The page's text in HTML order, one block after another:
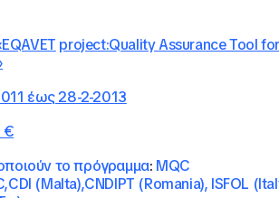
EQAVET project:Quality Assurance Tool for
έως28-2-2013
€
το πρόγραμμα: MQC
(Malta),CNDIPT (Romania), ISFOL